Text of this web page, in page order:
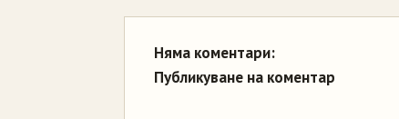
Няма коментари:
Публикуване на коментар